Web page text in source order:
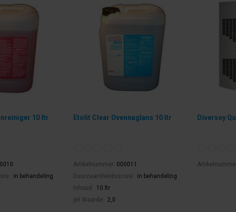
10 ltr
in behandeling
Etolit Clear Ovennaglans 10 ltr
Artikelnummer: 000011
Duurzaamheidsscore:
in behandeling
Inhoud:
10 ltr
pH Waarde:
2,0
Diversey